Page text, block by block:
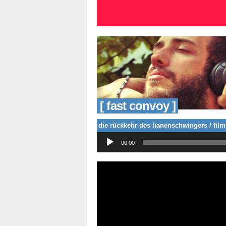
[ fast convoy ]
die rückkehr des lianenschwingers /
Player
00:00